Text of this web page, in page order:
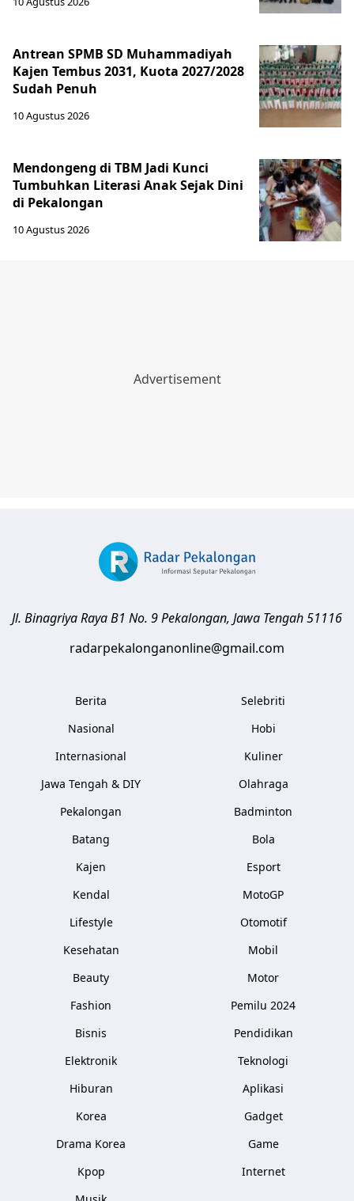
Antrean SPMB SD Muhammadiyah
Kajen Tembus 2031, Kuota 2027/2028
Sudah Penuh
10 Agustus 2026
Mendongeng di TBM Jadi Kunci
Tumbuhkan Literasi Anak Sejak Dini
di Pekalongan
10 Agustus 2026
Jl. Binagriya Raya B1 No. 9Pekalongan, Jawa Tengah51116
radarpekalonganonline@gmail.com
Berita
Nasional
Internasional
Jawa Tengah & DIY
Pekalongan
Batang
Kajen
Kendal
Lifestyle
Kesehatan
Beauty
Fashion
Bisnis
Elektronik
Hiburan
Korea
Drama Korea
Kpop
Selebriti
Hobi
Kuliner
Olahraga
Badminton
Bola
Esport
MotoGP
Otomotif
Mobil
Motor
Pemilu 2024
Pendidikan
Teknologi
Aplikasi
Gadget
Game
Internet